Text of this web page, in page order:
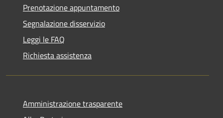
Prenotazione appuntamento
Segnalazione disservizio
Leggi le FAQ
Richiesta assistenza
Amministrazione trasparente